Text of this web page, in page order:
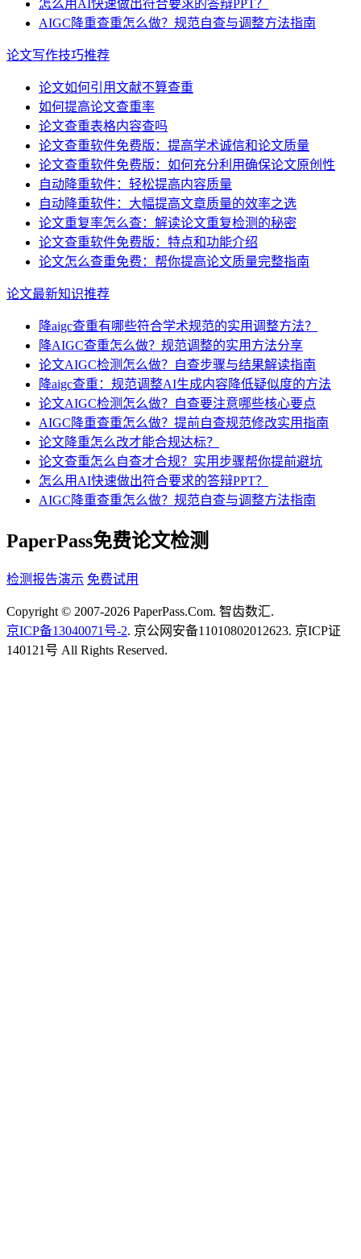
怎么用AI快速做出符合要求的答辩PPT？
AIGC降重查重怎么做？规范自查与调整方法指南
论文写作技巧推荐
论文如何引用文献不算查重
如何提高论文查重率
论文查重表格内容查吗
论文查重软件免费版：提高学术诚信和论文质量
论文查重软件免费版：如何充分利用确保论文原创性
自动降重软件：轻松提高内容质量
自动降重软件：大幅提高文章质量的效率之选
论文重复率怎么查：解读论文重复检测的秘密
论文查重软件免费版：特点和功能介绍
论文怎么查重免费：帮你提高论文质量完整指南
论文最新知识推荐
降aigc查重有哪些符合学术规范的实用调整方法？
降AIGC查重怎么做？规范调整的实用方法分享
论文AIGC检测怎么做？自查步骤与结果解读指南
降aigc查重：规范调整AI生成内容降低疑似度的方法
论文AIGC检测怎么做？自查要注意哪些核心要点
AIGC降重查重怎么做？提前自查规范修改实用指南
论文降重怎么改才能合规达标？
论文查重怎么自查才合规？实用步骤帮你提前避坑
怎么用AI快速做出符合要求的答辩PPT？
AIGC降重查重怎么做？规范自查与调整方法指南
PaperPass免费论文检测
检测报告演示 免费试用
Copyright © 2007-2026 PaperPass.Com. 智齿数汇.
京ICP备13040071号-2. 京公网安备11010802012623. 京ICP证
140121号 All Rights Reserved.